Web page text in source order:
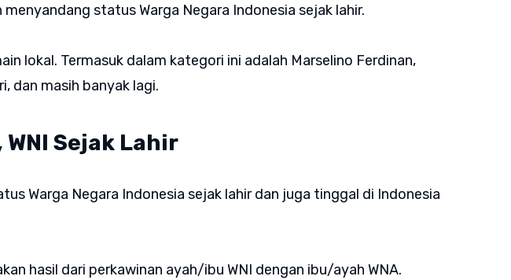
menyandang status Warga Negara Indonesia sejak lahir.
lokal. Termasuk dalam kategori ini adalah Marselino Ferdinan,
dan masih banyak lagi.
Sejak Lahir
Warga Negara Indonesia sejak lahir dan juga tinggal di Indonesia
hasil dari perkawinan ayah/ibu WNI dengan ibu/ayah WNA.